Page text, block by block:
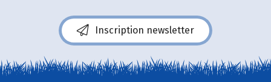
Inscription newsletter